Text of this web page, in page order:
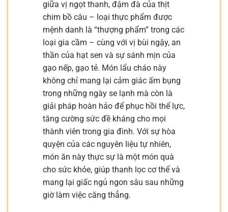
giữa vị ngọt thanh, đậm đà của thịt
chim bồ câu – loại thực phẩm được
mệnh danh là “thượng phẩm” trong các
loại gia cầm – cùng với vị bùi ngậy, an
thần của hạt sen và sự sánh mịn của
gạo nếp, gạo tẻ. Món lẩu cháo này
không chỉ mang lại cảm giác ấm bụng
trong những ngày se lạnh mà còn là
giải pháp hoàn hảo để phục hồi thể lực,
tăng cường sức đề kháng cho mọi
thành viên trong gia đình. Với sự hòa
quyện của các nguyên liệu tự nhiên,
món ăn này thực sự là một món quà
cho sức khỏe, giúp thanh lọc cơ thể và
mang lại giấc ngủ ngon sâu sau những
giờ làm việc căng thẳng.